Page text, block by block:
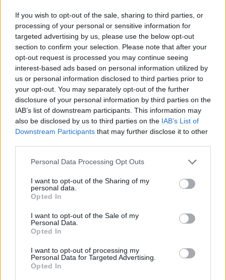
If you wish to opt-out of the sale, sharing to third parties, or
processing of your personal or sensitive information for
targeted advertising by us, please use the below opt-out
section to confirm your selection. Please note that after your
opt-out request is processed you may continue seeing
interest-based ads based on personal information utilized by
us or personal information disclosed to third parties prior to
your opt-out. You may separately opt-out of the further
disclosure of your personal information by third parties on the
IAB’s list of downstream participants. This information may
also be disclosed by us to third parties on the IAB’s List of
Downstream Participants that may further disclose it to other
Personal Data Processing Opt Outs
I want to opt-out of the Sharing of my
personal data.
Opted In
I want to opt-out of the Sale of my
Personal Data.
Opted In
I want to opt-out of processing my
Personal Data for Targeted Advertising.
Opted In
«Ανθεία 2026»: Έκθεση λουλουδιών στο Πάρκο
Γεωργιάδη
Σημαντική ημέρα για το λιμάνι του Αγίου
Νοσοκομείο Σητείας: Σοβαρές ελλείψεις
καταγγέλλει η ΠΟΕΔΗΝ – Κλειστή η